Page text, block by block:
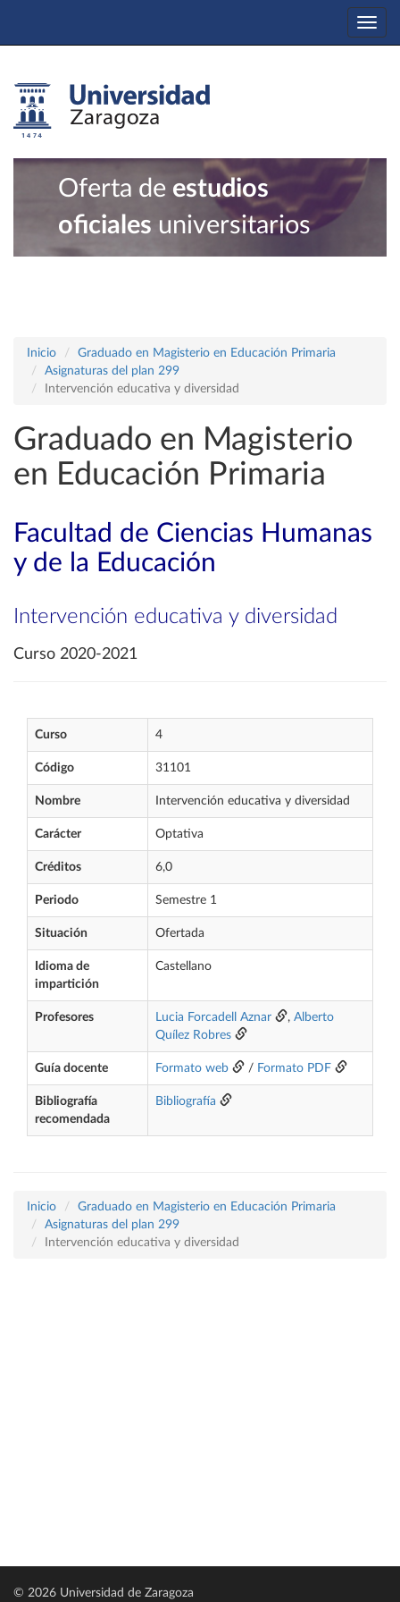
Oferta de estudios
oficiales universitarios
Inicio
Graduado en Magisterio en Educación Primaria
Asignaturas del plan 299
Intervención educativa y diversidad
Graduado en Magisterio
en Educación Primaria
Facultad de Ciencias Humanas
y de la Educación
Intervención educativa y diversidad
Curso 2020-2021
Curso 4
Código 31101
Nombre Intervención educativa y diversidad
Carácter Optativa
Créditos 6,0
Periodo Semestre 1
Situación Ofertada
Idioma de
impartición
Castellano
Profesores Lucia Forcadell Aznar , Alberto
Quílez Robres
Guía docente Formato web / Formato PDF
Bibliografía
recomendada
Bibliografía
Inicio
Graduado en Magisterio en Educación Primaria
Asignaturas del plan 299
Intervención educativa y diversidad
© 2026 Universidad de Zaragoza